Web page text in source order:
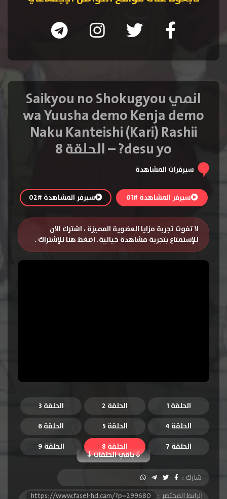
انمي Saikyou no Shokugyou
wa Yuusha demo Kenja demo
Naku Kanteishi (Kari) Rashii
desu yo? – الحلقة 8
سيرفرات المشاهدة
سيرفر المشاهدة #01 سيرفر المشاهدة #02
لا تفوت تجربة مزايا العضوية المميزة ، اشترك الان
للإستمتاع بتجربة مشاهدة خيالية. اضغط هنا للإشتراك .
الحلقة 1 الحلقة 2
الحلقة 3
الحلقة 4
الحلقة 5 الحلقة 6
باقي الحلقات
الحلقة 7 الحلقة 8
الحلقة 9
شارك :
الرابط المختصر :
https://www.fasel-hd.cam/?p=299680